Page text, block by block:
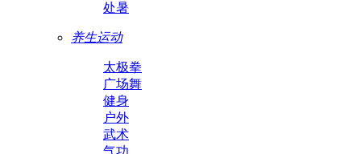
处暑
养生运动
太极拳
广场舞
健身
户外
武术
气功